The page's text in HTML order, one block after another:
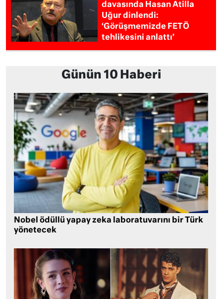
davasında Hasan Atilla
Uğur dinlendi:
‘Görüşmemizde FETÖ
tehlikesini anlattı’
Günün 10 Haberi
Nobel ödüllü yapay zeka laboratuvarını bir Türk
yönetecek